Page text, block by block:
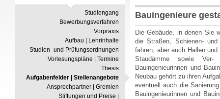
Studiengang
Bewerbungsverfahren
Vorpraxis
Aufbau | Lehrinhalte
Studien- und Prüfungsordnungen
Vorlesungspläne | Termine
Thesis
Aufgabenfelder | Stellenangebote
Ansprechpartner | Gremien
Stiftungen und Preise |
Bauingenieure
Die Gebäude, in denen Sie
die Straßen, Schienen-
fahren, aber auch Hallen
Staudämme sowie Ver-
Bauingenieurinnen und
Neubau gehört zu ihren
eventuell auch die
Bauingenieurinnen und